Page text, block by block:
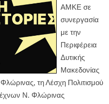
AMKE σε
συνεργασία
με την
Περιφέρεια
Δυτικής
Μακεδονίας
τη Λέσχη Πολιτισμού
Ν. Φλώρινας